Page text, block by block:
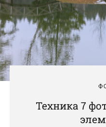
Техника 7